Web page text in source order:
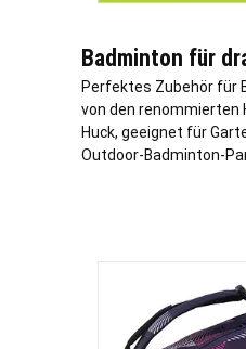
Badminton für
Perfektes Zubehör für
von den renommierten
Huck, geeignet für
Outdoor-Badminton-